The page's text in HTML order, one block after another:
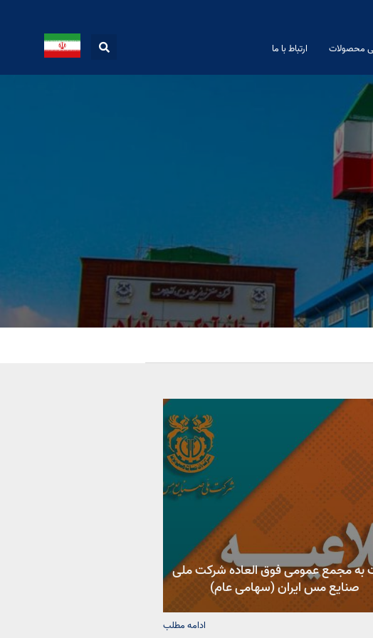
محصولات ارتباط با ما
به مجمع عمومی فوق العاده شرکت ملی
صنایع مس ایران (سهامی عام)
ادامه مطلب